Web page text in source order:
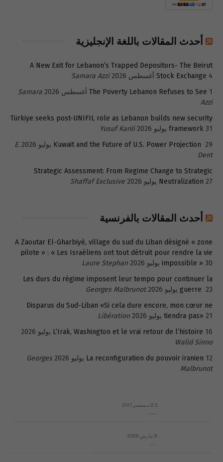
أحدث المقالات باللغة الإنجليزية
A New Exit for Lebanon’s Trapped Depositors- The Beirut
Stock Exchange 4 أغسطس 2026
Samara Azzi
The Poverty Lebanon Refuses to See 1 أغسطس 2026
Samara
Azzi
Türkiye seeks post-UNIFIL role as Lebanon builds new security
framework 31 يوليو 2026
Yusuf Kanli
Kuwait and the Future of U.S. Power Projection 29 يوليو 2026
E.
Dent
Strategic Assessment: From Regime Change to Strategic
Neutralization 27 يوليو 2026 Shaffaf Exclusive
أحدث المقالات بالفرنسية
A Zaoutar El-Gharbiyé, village du sud du Liban désigné « zone
pilote » : « Les Israéliens ont tout détruit pour rendre la vie
impossible » 30 يوليو 2026
Laure Stephan
Les durs du régime imposent leur tempo pour continuer la
guerre 23 يوليو 2026
Georges Malbrunot
Disparus du Sud-Liban «Si cela dure encore, mon cœur ne
tiendra pas» 21 يوليو 2026
Libération
L’Irak, Washington et le vrai retour de l’histoire 16 يوليو 2026
Walid Sinno
La reconfiguration du pouvoir iranien 12 يوليو 2026
Georges
Malbrunot
23 ديسمبر 2011
8 مارس 2008